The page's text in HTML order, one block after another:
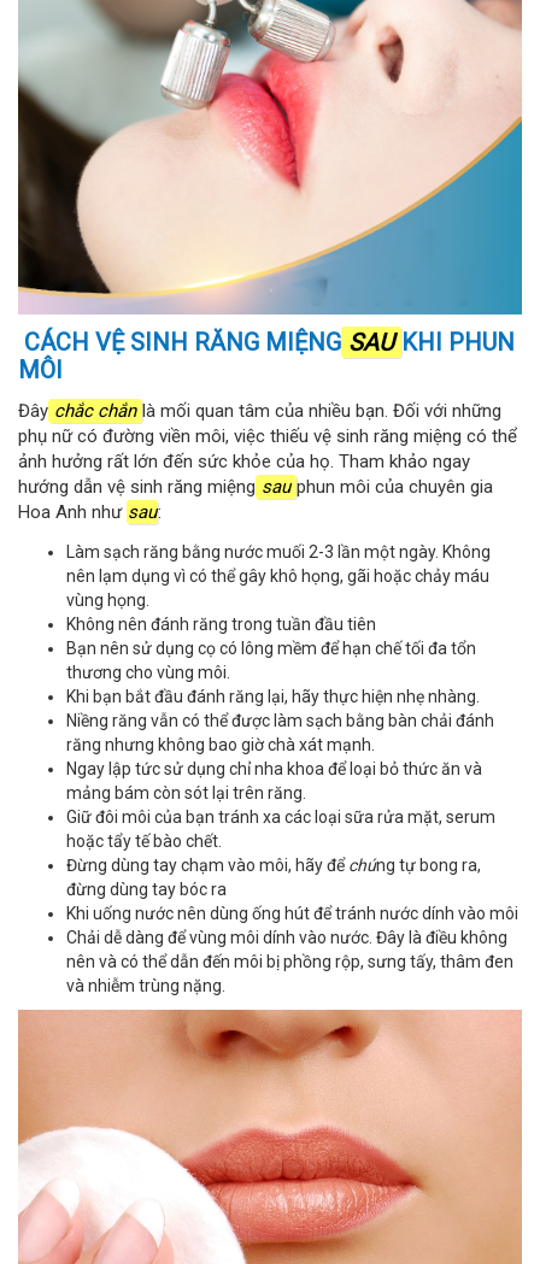
CÁCH VỆ SINH RĂNG MIỆNG SAU KHI PHUN
MÔI
Đây chắc chắn là mối quan tâm của nhiều bạn. Đối với những
phụ nữ có đường viền môi, việc thiếu vệ sinh răng miệng có thể
ảnh hưởng rất lớn đến sức khỏe của họ. Tham khảo ngay
hướng dẫn vệ sinh răng miệng sauphun môi của chuyên gia
Hoa Anh như sau:
Làm sạch răng bằng nước muối 2-3 lần một ngày. Không
nên lạm dụng vì có thể gây khô họng, gãi hoặc chảy máu
vùng họng.
Không nên đánh răng trong tuần đầu tiên
Bạn nên sử dụng cọ có lông mềm để hạn chế tối đa tổn
thương cho vùng môi.
Khi bạn bắt đầu đánh răng lại, hãy thực hiện nhẹ nhàng.
Niềng răng vẫn có thể được làm sạch bằng bàn chải đánh
răng nhưng không bao giờ chà xát mạnh.
Ngay lập tức sử dụng chỉ nha khoa để loại bỏ thức ăn và
mảng bám còn sót lại trên răng.
Giữ đôi môi của bạn tránh xa các loại sữa rửa mặt, serum
hoặc tẩy tế bào chết.
Đừng dùng tay chạm vào môi, hãy đểchúng tự bong ra,
đừng dùng tay bóc ra
Khi uống nước nên dùng ống hút để tránh nước dính vào môi
Chải dễ dàng để vùng môi dính vào nước. Đây là điều không
nên và có thể dẫn đến môi bị phồng rộp, sưng tấy, thâm đen
và nhiễm trùng nặng.